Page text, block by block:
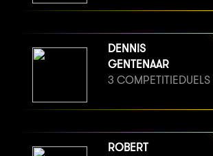
DENNIS
GENTENAAR
3 COMPETITIEDUELS
ROBERT